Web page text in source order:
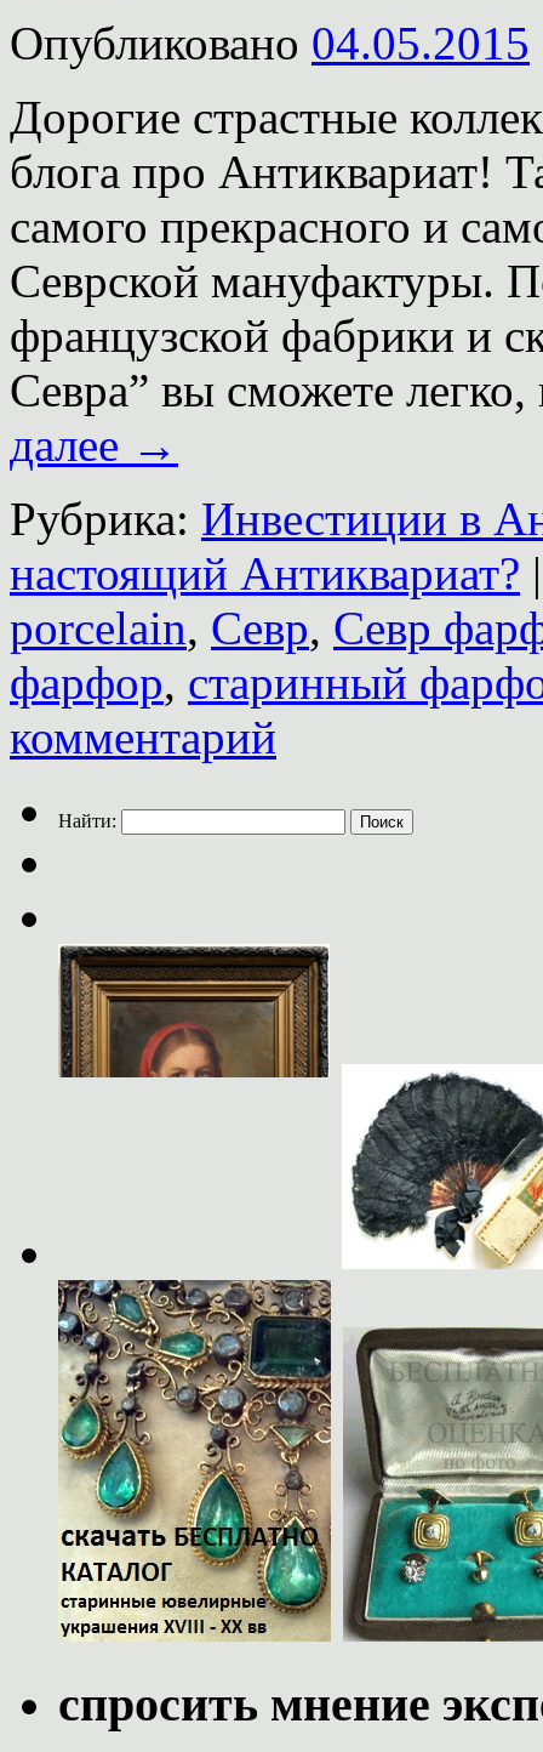
Опубликовано 04.05.2015
Дорогие страстные
блога про Антиквариат!
самого прекрасного и
Севрской мануфактуры.
французской фабрики и
Севра” вы сможете
далее →
Рубрика: Инвестиции в
настоящий Антиквариат? |
porcelain, Севр, Севр
фарфор, старинный
комментарий
Найти:
спросить мнение